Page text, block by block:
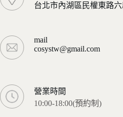
台北市內湖區民權東路
mail
cosystw@gmail.com
營業時間
10:00-18:00(預約制)